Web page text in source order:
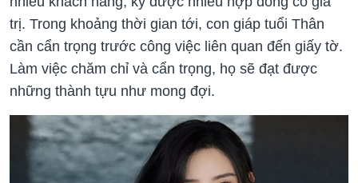
trị. Trong khoảng thời gian tới, con giáp tuổi Thân
cần cẩn trọng trước công việc liên quan đến giấy tờ.
Làm việc chăm chỉ và cẩn trọng, họ sẽ đạt được
những thành tựu như mong đợi.